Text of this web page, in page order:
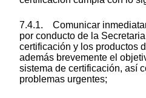
7.4.1. Comunicar
por conducto de la
certificación y los productos
además brevemente el
sistema de certificación, así
problemas urgentes;